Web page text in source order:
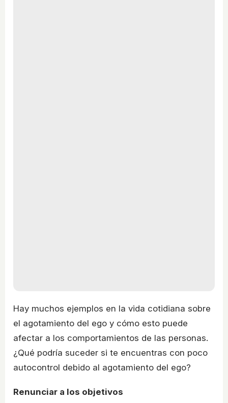
Hay muchos ejemplos en la vida cotidiana sobre
el agotamiento del ego y cómo esto puede
afectar a los comportamientos de las personas.
¿Qué podría suceder si te encuentras con poco
autocontrol debido al agotamiento del ego?
Renunciar a los objetivos